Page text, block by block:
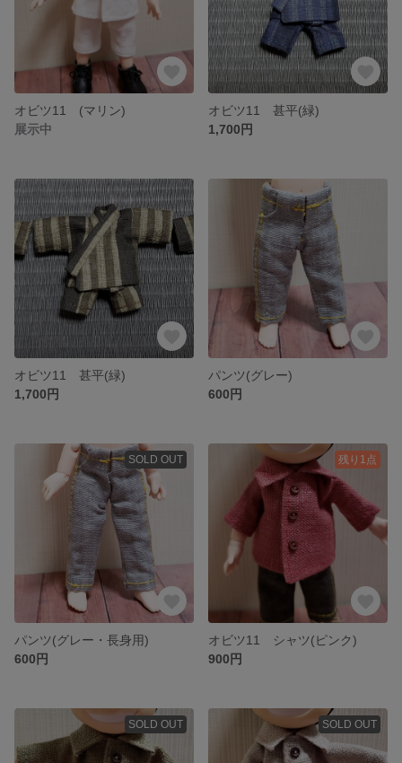
オビツ11 (マリン)
展示中
オビツ11 甚平(緑)
1,700円
オビツ11 甚平(緑)
1,700円
パンツ(グレー)
600円
SOLD OUT
パンツ(グレー・長身用)
600円
残り1点
オビツ11 シャツ(ピンク)
900円
SOLD OUT SOLD OUT